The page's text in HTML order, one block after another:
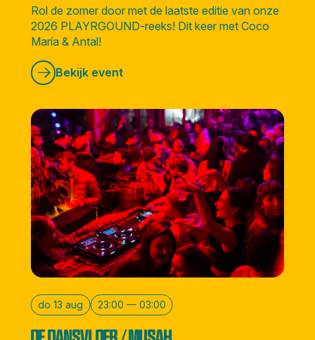
Rol de zomer door met de laatste editie van onze
2026 PLAYRGOUND-reeks! Dit keer met Coco
María & Antal!
Bekijk event
do 13 aug 23:00 — 03:00